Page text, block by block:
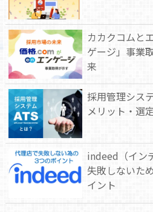
カカクコムと
ゲージ」事業
来
採用管理シス
メリット・選
indeed（イン
失敗しないた
イント